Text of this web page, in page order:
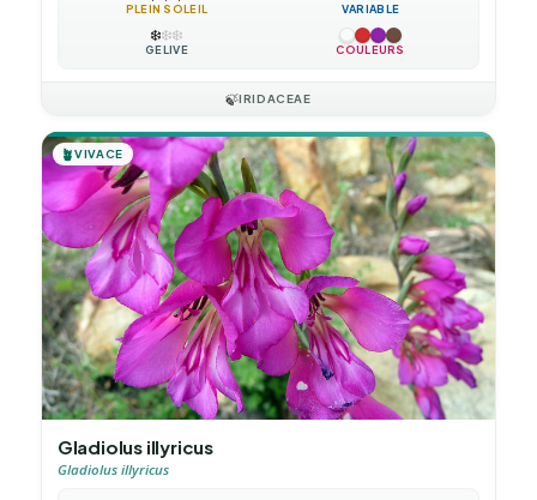
PLEIN SOLEIL VARIABLE
❄️❄️❄️
GÉLIVE COULEURS
🍃IRIDACEAE
🪴VIVACE
Gladiolus illyricus
Gladiolus illyricus